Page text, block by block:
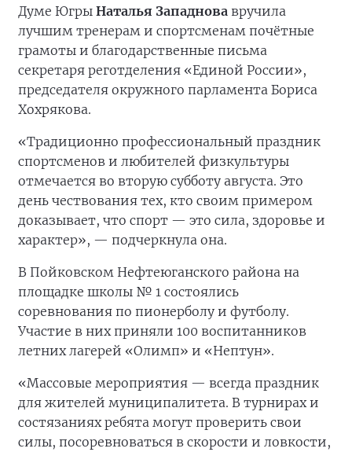
Думе Югры Наталья Западнова вручила
лучшим тренерам и спортсменам почётные
грамоты и благодарственные письма
секретаря реготделения «Единой России»,
председателя окружного парламента Бориса
Хохрякова.
«Традиционно профессиональный праздник
спортсменов и любителей физкультуры
отмечается во вторую субботу августа. Это
день чествования тех, кто своим примером
доказывает, что спорт — это сила, здоровье и
характер», — подчеркнула она.
В Пойковском Нефтеюганского района на
площадке школы № 1 состоялись
соревнования по пионерболу и футболу.
Участие в них приняли 100 воспитанников
летних лагерей «Олимп» и «Нептун».
«Массовые мероприятия — всегда праздник
для жителей муниципалитета. В турнирах и
состязаниях ребята могут проверить свои
силы, посоревноваться в скорости и ловкости,